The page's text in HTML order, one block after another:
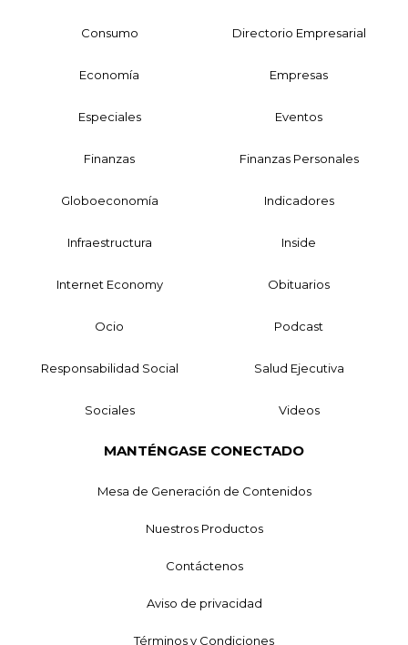
Consumo Directorio Empresarial
Economía Empresas
Especiales Eventos
Finanzas Finanzas Personales
Globoeconomía Indicadores
Infraestructura Inside
Internet Economy Obituarios
Ocio Podcast
Responsabilidad Social Salud Ejecutiva
Sociales Videos
MANTÉNGASE CONECTADO
Mesa de Generación de Contenidos
Nuestros Productos
Contáctenos
Aviso de privacidad
Términos y Condiciones